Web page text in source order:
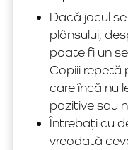
Dacă jocul
plânsului,
poate fi un
Copiii repetă
care încă nu
pozitive sau
Întrebați cu
vreodată